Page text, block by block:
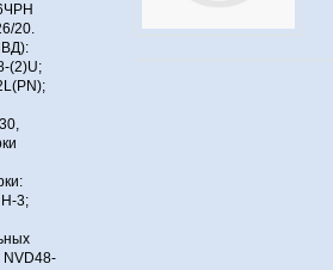
20.
(2)U;
Н-3;